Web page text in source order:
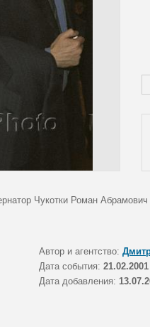
Чукотки Роман Абрамович
Автор и агентство:
Дата события: 21.02.2001
Дата добавления: